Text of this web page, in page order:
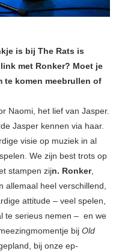
is bij The Rats is
met Ronker? Moet je
te komen meebrullen of
Naomi, het lief van Jasper.
Jasper kennen via haar.
visie op muziek in al
We zijn best trots op
stampen zijn. Ronker,
allemaal heel verschillend,
attitude – veel spelen,
te serieus nemen – en we
bij Old
bij onze ep-